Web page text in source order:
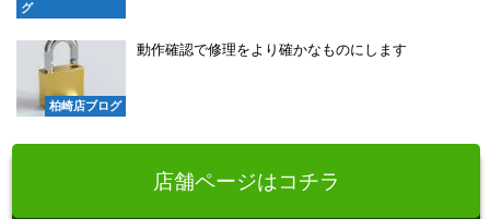
グ
柏崎店ブログ
動作確認で修理をより確かなものにします
店舗ページはコチラ